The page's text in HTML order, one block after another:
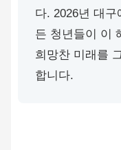
다. 2026년 대
든 청년들이 이
희망찬 미래를
합니다.